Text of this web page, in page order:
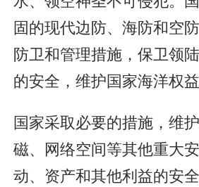
固的现代边防、海防和空
防卫和管理措施，保卫领
的安全，维护国家海洋权益
国家采取必要的措施，维
磁、网络空间等其他重大
动、资产和其他利益的安全